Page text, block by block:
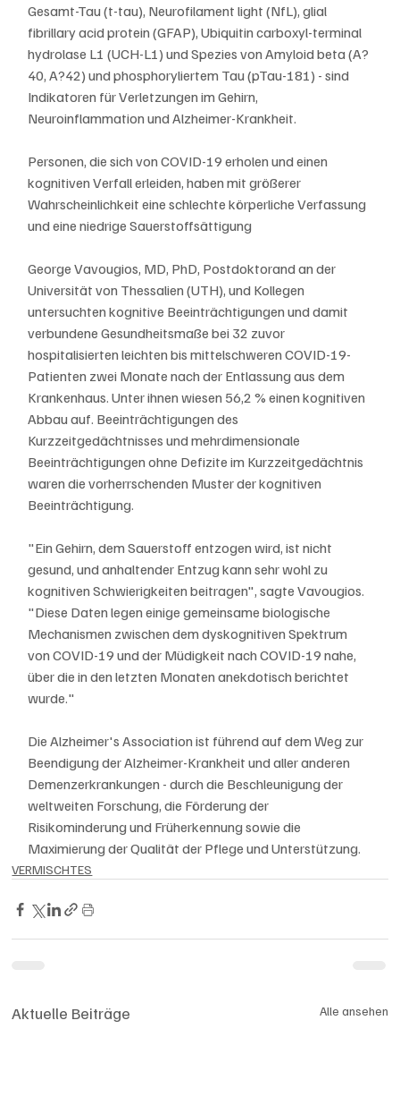
Gesamt-Tau (t-tau), Neurofilament light (NfL), glial
fibrillary acid protein (GFAP), Ubiquitin carboxyl-terminal
hydrolase L1 (UCH-L1) und Spezies von Amyloid beta (A?
40, A?42) und phosphoryliertem Tau (pTau-181) - sind
Indikatoren für Verletzungen im Gehirn,
Neuroinflammation und Alzheimer-Krankheit.
Personen, die sich von COVID-19 erholen und einen
kognitiven Verfall erleiden, haben mit größerer
Wahrscheinlichkeit eine schlechte körperliche Verfassung
und eine niedrige Sauerstoffsättigung
George Vavougios, MD, PhD, Postdoktorand an der
Universität von Thessalien (UTH), und Kollegen
untersuchten kognitive Beeinträchtigungen und damit
verbundene Gesundheitsmaße bei 32 zuvor
hospitalisierten leichten bis mittelschweren COVID-19-
Patienten zwei Monate nach der Entlassung aus dem
Krankenhaus. Unter ihnen wiesen 56,2 % einen kognitiven
Abbau auf. Beeinträchtigungen des
Kurzzeitgedächtnisses und mehrdimensionale
Beeinträchtigungen ohne Defizite im Kurzzeitgedächtnis
waren die vorherrschenden Muster der kognitiven
Beeinträchtigung.
"Ein Gehirn, dem Sauerstoff entzogen wird, ist nicht
gesund, und anhaltender Entzug kann sehr wohl zu
kognitiven Schwierigkeiten beitragen", sagte Vavougios.
"Diese Daten legen einige gemeinsame biologische
Mechanismen zwischen dem dyskognitiven Spektrum
von COVID-19 und der Müdigkeit nach COVID-19 nahe,
über die in den letzten Monaten anekdotisch berichtet
wurde."
Die Alzheimer's Association ist führend auf dem Weg zur
Beendigung der Alzheimer-Krankheit und aller anderen
Demenzerkrankungen - durch die Beschleunigung der
weltweiten Forschung, die Förderung der
Risikominderung und Früherkennung sowie die
Maximierung der Qualität der Pflege und Unterstützung.
VERMISCHTES
Aktuelle Beiträge Alle ansehen